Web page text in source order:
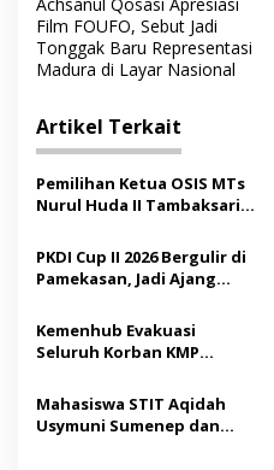
a
v
i
g
a
s
i
p
o
s
Film FOUFO, Sebut Jadi
Tonggak Baru Representasi
Madura di Layar Nasional
Artikel Terkait
Pemilihan Ketua OSIS MTs
Nurul Huda II Tambaksari
Demokrasi bagi Siswa
PKDI Cup II 2026 Bergulir di
Pamekasan, Jadi Ajang
Madura
Kemenhub Evakuasi
Seluruh Korban KMP
Operator Diaudit
Mahasiswa STIT Aqidah
Usymuni Sumenep dan